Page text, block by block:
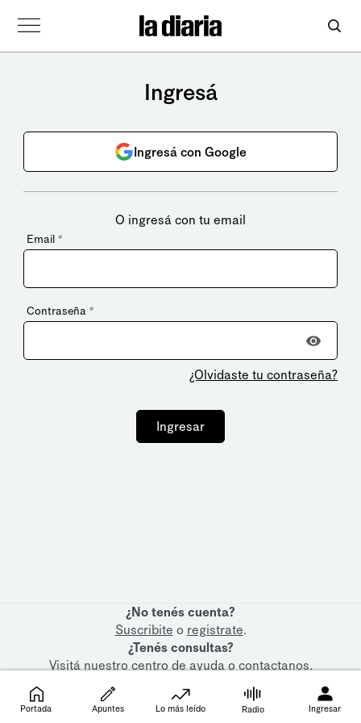
Ingresá
Ingresá con Google
O ingresá con tu email
Email *
Contraseña *
¿Olvidaste tu contraseña?
Ingresar
¿No tenés cuenta?
Suscribite o registrate.
¿Tenés consultas?
Visitá nuestrocentro de ayudaocontactanos.
Portada Apuntes Lo más leído Radio Ingresar